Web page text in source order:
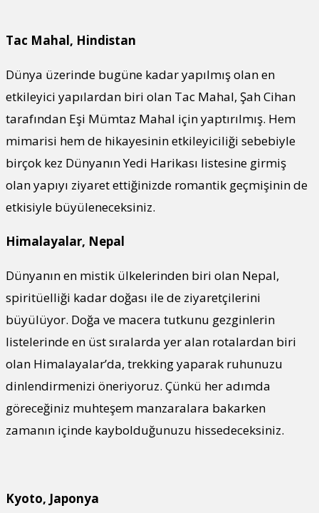
Tac Mahal, Hindistan
Dünya üzerinde bugüne kadar yapılmış olan en
etkileyici yapılardan biri olan Tac Mahal, Şah Cihan
tarafından Eşi Mümtaz Mahal için yaptırılmış. Hem
mimarisi hem de hikayesinin etkileyiciliği sebebiyle
birçok kez Dünyanın Yedi Harikası listesine girmiş
olan yapıyı ziyaret ettiğinizde romantik geçmişinin de
etkisiyle büyüleneceksiniz.
Himalayalar, Nepal
Dünyanın en mistik ülkelerinden biri olan Nepal,
spiritüelliği kadar doğası ile de ziyaretçilerini
büyülüyor. Doğa ve macera tutkunu gezginlerin
listelerinde en üst sıralarda yer alan rotalardan biri
olan Himalayalar’da, trekking yaparak ruhunuzu
dinlendirmenizi öneriyoruz. Çünkü her adımda
göreceğiniz muhteşem manzaralara bakarken
zamanın içinde kaybolduğunuzu hissedeceksiniz.
Kyoto, Japonya